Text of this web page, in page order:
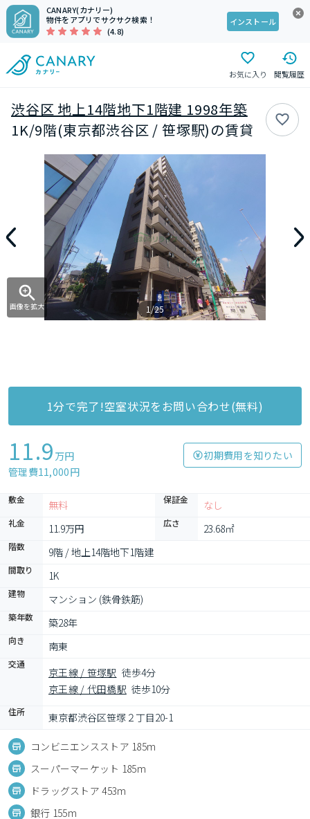
CANARY(カナリー)
物件をアプリでサクサク検索！
(4.8)
インストール
お気に入り 閲覧履歴
渋谷区 地上14階地下1階建 1998年築
1K/9階(東京都渋谷区 / 笹塚駅)の賃貸
画像を拡大 1/25
1分で完了!空室状況をお問い合わせ(無料)
11.9 万円
管理費11,000円
初期費用を知りたい
敷金 無料 保証金 なし
礼金 11.9万円 広さ 23.68㎡
階数 9階 / 地上14階地下1階建
間取り 1K
建物 マンション (鉄骨鉄筋)
築年数 築28年
向き 南東
交通
京王線 / 笹塚駅 徒歩4分
京王線 / 代田橋駅 徒歩10分
住所 東京都渋谷区笹塚２丁目20-1
コンビニエンスストア 185m
スーパーマーケット 185m
ドラッグストア 453m
銀行 155m